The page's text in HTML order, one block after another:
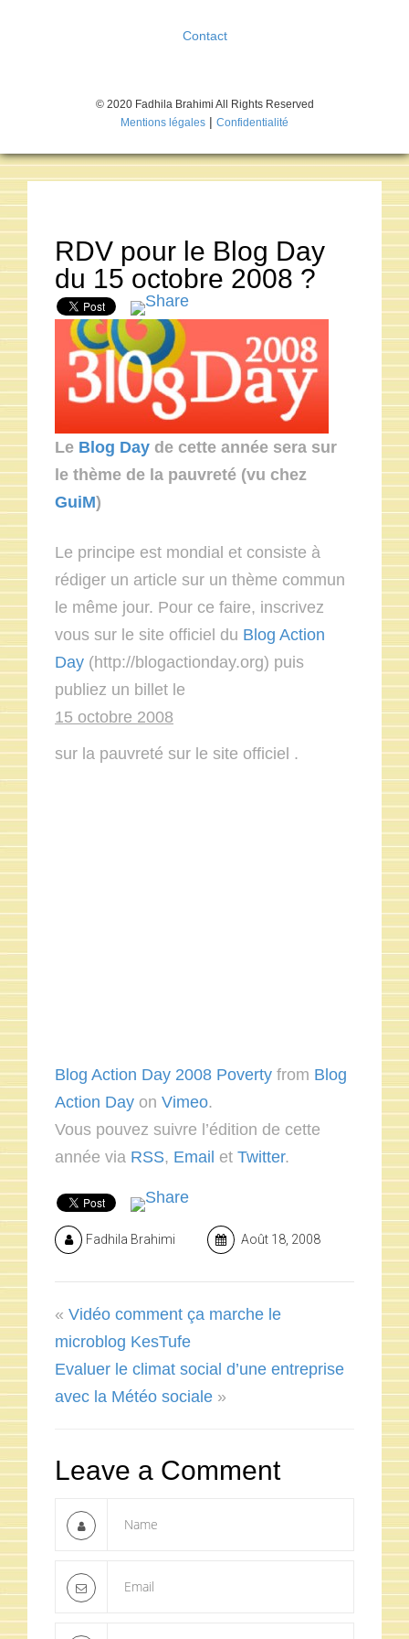
Contact
© 2020 Fadhila Brahimi All Rights Reserved
Mentions légales | Confidentialité
RDV pour le Blog Day
du 15 octobre 2008 ?
Le Blog Day de cette année sera sur
le thème de la pauvreté (vu chez
GuiM)
Le principe est mondial et consiste à
rédiger un article sur un thème commun
le même jour. Pour ce faire, inscrivez
vous sur le site officiel du Blog Action
Day (http://blogactionday.org) puis
publiez un billet le
15 octobre 2008
sur la pauvreté sur le site officiel .
Blog Action Day 2008 Poverty from Blog
Action Day on Vimeo.
Vous pouvez suivre l’édition de cette
année via RSS, Email et Twitter.
Fadhila Brahimi Août 18, 2008
« Vidéo comment ça marche le
microblog KesTufe
Evaluer le climat social d’une entreprise
avec la Météo sociale »
Leave a Comment